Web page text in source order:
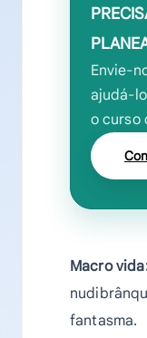
Envie-
ajudá-
o curso
Macro
fantasma.